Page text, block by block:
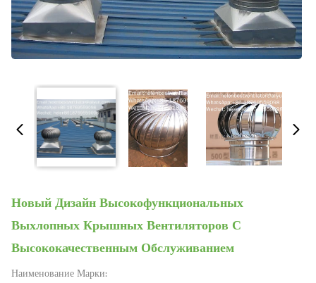
Новый Дизайн Высокофункциональных
Выхлопных Крышных Вентиляторов С
Высококачественным Обслуживанием
Наименование Марки: